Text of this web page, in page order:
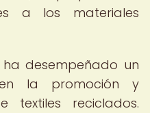
a los materiales
desempeñado un
la promoción y
textiles reciclados.